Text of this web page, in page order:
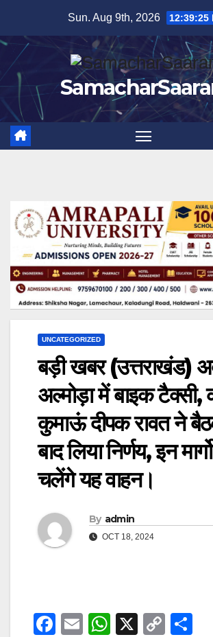
content
Sun. Aug 9th, 2026 12:39:26
UNCATEGORIZED
बड़ी खबर (उत्तराखंड)
अल्मोड़ा में बाइक टैक्सी,
कुमाऊं दीपक रावत ने
बाद लिया निर्णय, इन
चलेंगे यह वाहन।
By admin
OCT 18, 2024
F
E
W
X
C